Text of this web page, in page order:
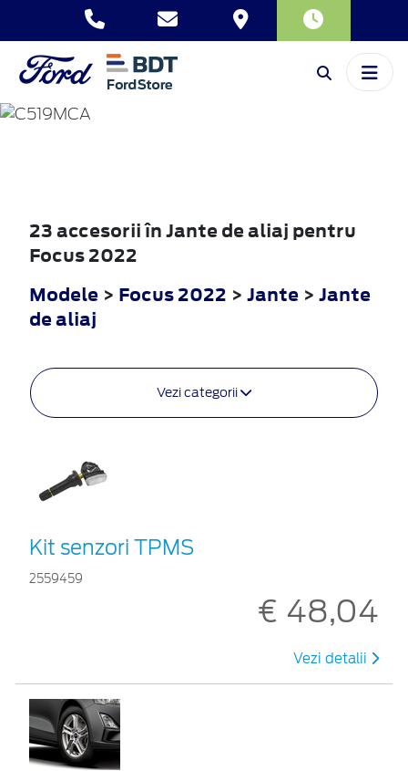
FOCUS
23 accesorii în Jante de aliaj pentru
Focus 2022
Modele > Focus 2022 > Jante > Jante
de aliaj
Vezi categorii
Kit senzori TPMS
2559459
€ 48,04
Vezi detalii